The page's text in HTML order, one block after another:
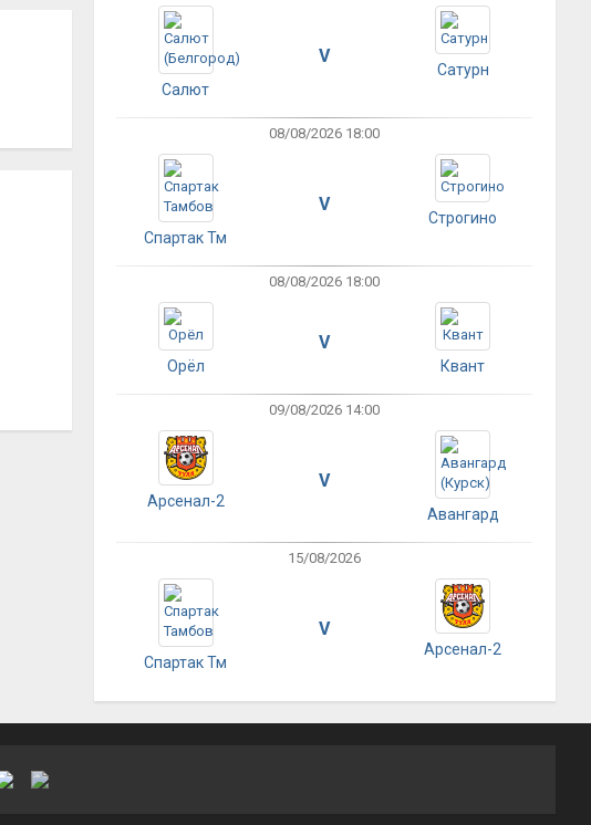
Салют
V
Сатурн
08/08/2026 18:00
Спартак Тм
V
Строгино
08/08/2026 18:00
Орёл
V
Квант
09/08/2026 14:00
Арсенал-2
V
Авангард
15/08/2026
Спартак Тм
V
Арсенал-2